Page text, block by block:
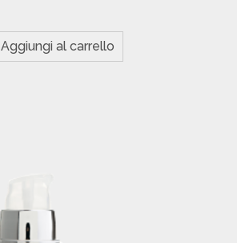
Aggiungi al carrello